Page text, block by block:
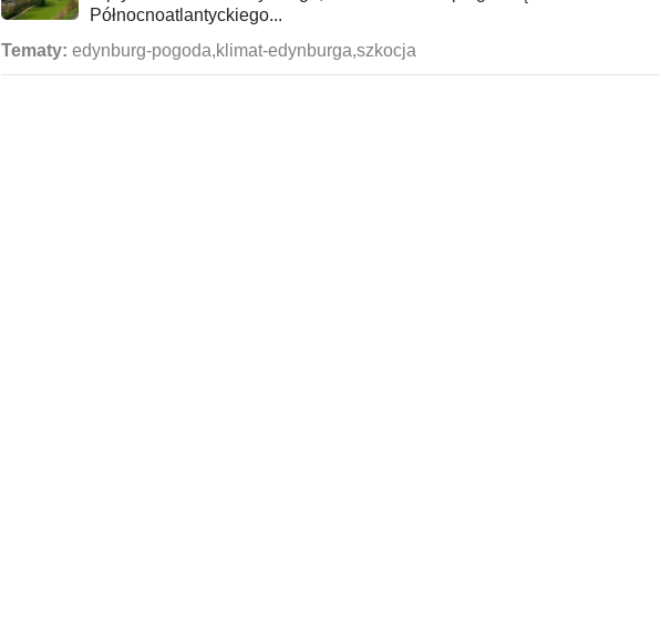
Północnoatlantyckiego...
Tematy: edynburg-pogoda,klimat-edynburga,szkocja